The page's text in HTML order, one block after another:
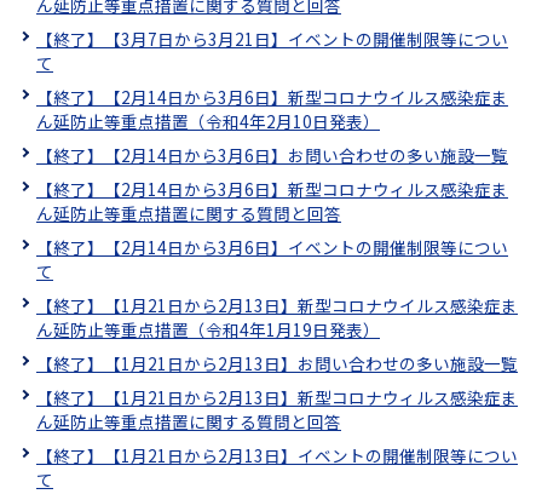
ん延防止等重点措置に関する質問と回答
【終了】【3月7日から3月21日】イベントの開催制限等につい
て
【終了】【2月14日から3月6日】新型コロナウイルス感染症ま
ん延防止等重点措置（令和4年2月10日発表）
【終了】【2月14日から3月6日】お問い合わせの多い施設一覧
【終了】【2月14日から3月6日】新型コロナウィルス感染症ま
ん延防止等重点措置に関する質問と回答
【終了】【2月14日から3月6日】イベントの開催制限等につい
て
【終了】【1月21日から2月13日】新型コロナウイルス感染症ま
ん延防止等重点措置（令和4年1月19日発表）
【終了】【1月21日から2月13日】お問い合わせの多い施設一覧
【終了】【1月21日から2月13日】新型コロナウィルス感染症ま
ん延防止等重点措置に関する質問と回答
【終了】【1月21日から2月13日】イベントの開催制限等につい
て